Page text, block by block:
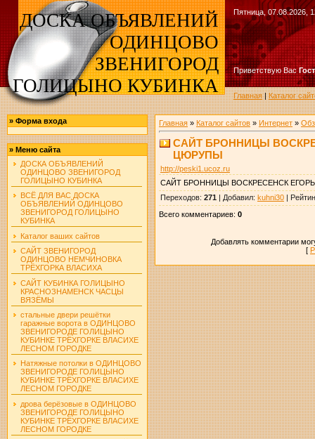
ДОСКА ОБЪЯВЛЕНИЙ
ОДИНЦОВО
ЗВЕНИГОРОД
ГОЛИЦЫНО КУБИНКА
Пятница, 07.08.2026,
Приветствую Вас
Главная|Каталог
» Форма входа
» Меню сайта
ДОСКА ОБЪЯВЛЕНИЙ
ОДИНЦОВО ЗВЕНИГОРОД
ГОЛИЦЫНО КУБИНКА
ВСЁ ДЛЯ ВАС ДОСКА
ОБЪЯВЛЕНИЙ ОДИНЦОВО
ЗВЕНИГОРОД ГОЛИЦЫНО
КУБИНКА
Каталог ваших сайтов
САЙТ ЗВЕНИГОРОД
ОДИНЦОВО НЕМЧИНОВКА
ТРЁХГОРКА ВЛАСИХА
САЙТ КУБИНКА ГОЛИЦЫНО
КРАСНОЗНАМЕНСК ЧАСЦЫ
ВЯЗЁМЫ
стальные двери решётки
гаражные ворота в ОДИНЦОВО
ЗВЕНИГОРОДЕ ГОЛИЦЫНО
КУБИНКЕ ТРЁХГОРКЕ ВЛАСИХЕ
ЛЕСНОМ ГОРОДКЕ
Натяжные потолки в ОДИНЦОВО
ЗВЕНИГОРОДЕ ГОЛИЦЫНО
КУБИНКЕ ТРЁХГОРКЕ ВЛАСИХЕ
ЛЕСНОМ ГОРОДКЕ
дрова берёзовые в ОДИНЦОВО
ЗВЕНИГОРОДЕ ГОЛИЦЫНО
КУБИНКЕ ТРЁХГОРКЕ ВЛАСИХЕ
ЛЕСНОМ ГОРОДКЕ
Главная» Каталог сайтов» Интернет»
САЙТ БРОННИЦЫ
ЦЮРУПЫ
http://peski1.ucoz.ru
САЙТ БРОННИЦЫ ВОСКРЕСЕНСК
Переходов: 271| Добавил: kuhni30|
Всего комментариев: 0
Добавлять комментарии
[